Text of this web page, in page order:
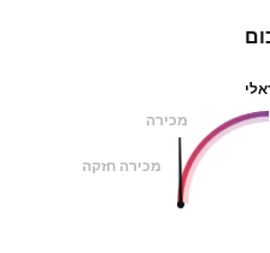
מכירה
מכירה חזקה